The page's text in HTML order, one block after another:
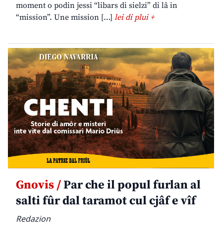
moment o podin jessi “libars di sielzi” di lâ in
“mission”. Une mission […] lei di plui +
Gnovis /Par che il popul furlan al
salti fûr dal taramot cul cjâf e vîf
Redazion